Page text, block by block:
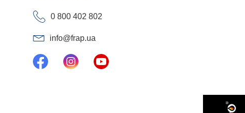
0 800 402 802
info@frap.ua